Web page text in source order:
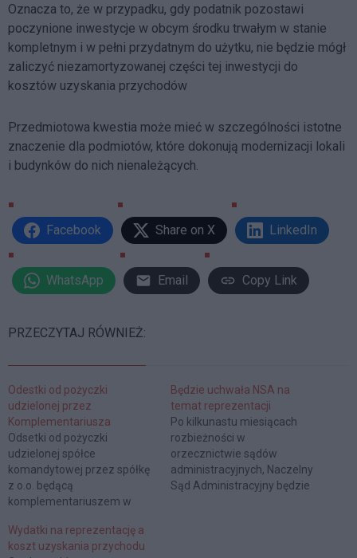
Oznacza to, że w przypadku, gdy podatnik pozostawi
poczynione inwestycje w obcym środku trwałym w stanie
kompletnym i w pełni przydatnym do użytku, nie będzie mógł
zaliczyć niezamortyzowanej części tej inwestycji do
kosztów uzyskania przychodów
Przedmiotowa kwestia może mieć w szczególności istotne
znaczenie dla podmiotów, które dokonują modernizacji lokali
i budynków do nich nienależących.
Facebook Share on X LinkedIn
WhatsApp Email Copy Link
PRZECZYTAJ RÓWNIEŻ:
Odestki od pożyczki
udzielonej przez
Komplementariusza
Odsetki od pożyczki
udzielonej spółce
komandytowej przez spółkę
z o.o. będącą
komplementariuszem w
stanowią kosztu uzyskania
przychodów
Będzie uchwała NSA na
temat reprezentacji
Po kilkunastu miesiącach
rozbieżności w
orzecznictwie sądów
administracyjnych, Naczelny
Sąd Administracyjny będzie
Wydatki na reprezentację a
koszt uzyskania przychodu